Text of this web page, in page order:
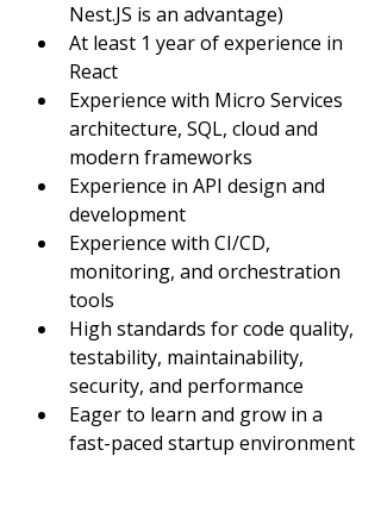
Nest.JS is an advantage)
At least 1 year of experience in
React
Experience with Micro Services
architecture, SQL, cloud and
modern frameworks
Experience in API design and
development
Experience with CI/CD,
monitoring, and orchestration
tools
High standards for code quality,
testability, maintainability,
security, and performance
Eager to learn and grow in a
fast-paced startup environment